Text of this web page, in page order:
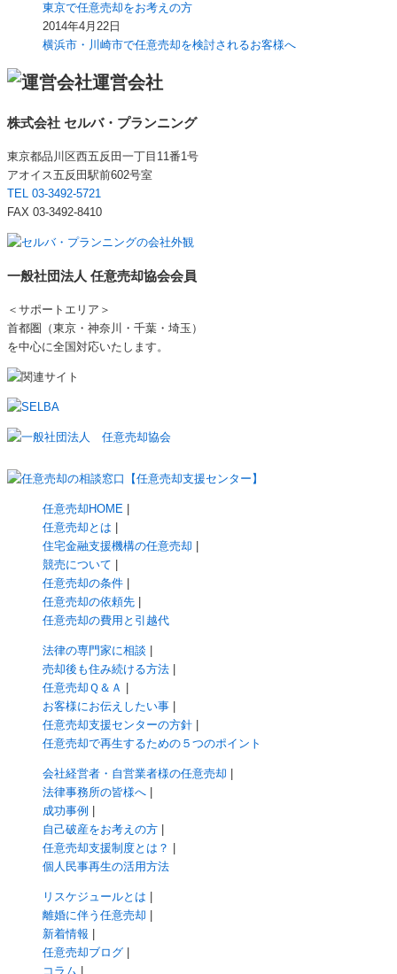
東京で任意売却をお考えの方
2014年4月22日
横浜市・川崎市で任意売却を検討されるお客様へ
運営会社
株式会社 セルバ・プランニング
東京都品川区西五反田一丁目11番1号
アオイス五反田駅前602号室
TEL 03-3492-5721
FAX 03-3492-8410
一般社団法人 任意売却協会会員
＜サポートエリア＞
首都圏（東京・神奈川・千葉・埼玉）
を中心に全国対応いたします。
任意売却HOME
任意売却とは
住宅金融支援機構の任意売却
競売について
任意売却の条件
任意売却の依頼先
任意売却の費用と引越代
法律の専門家に相談
売却後も住み続ける方法
任意売却Ｑ＆Ａ
お客様にお伝えしたい事
任意売却支援センターの方針
任意売却で再生するための５つのポイント
会社経営者・自営業者様の任意売却
法律事務所の皆様へ
成功事例
自己破産をお考えの方
任意売却支援制度とは？
個人民事再生の活用方法
リスケジュールとは
離婚に伴う任意売却
新着情報
任意売却ブログ
コラム